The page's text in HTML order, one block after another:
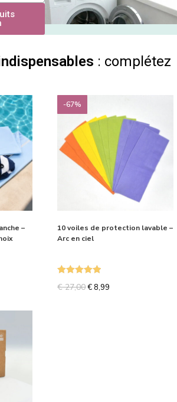
: complétez
–
-67%
10 voiles de protection lavable –
Arc en ciel
€27,00€ 8,99